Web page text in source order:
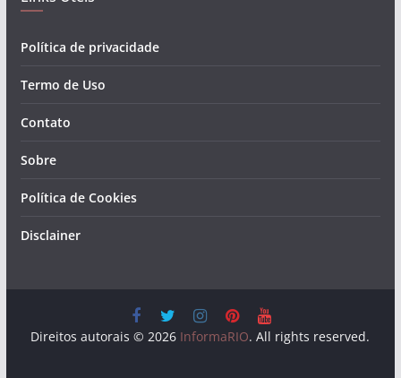
Política de privacidade
Termo de Uso
Contato
Sobre
Política de Cookies
Disclainer
Direitos autorais © 2026 InformaRIO. All rights reserved.